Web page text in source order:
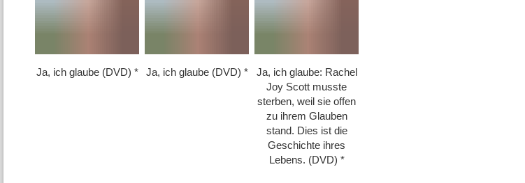
Ja, ich glaube (DVD) Ja, ich glaube (DVD)
Ja, ich glaube: Rachel
Joy Scott musste
sterben, weil sie offen
zu ihrem Glauben
stand. Dies ist die
Geschichte ihres
Lebens. (DVD)